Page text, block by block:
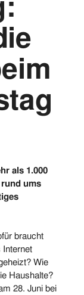
als 1.000
ums
braucht
Wie
Haushalte?
28. Juni bei